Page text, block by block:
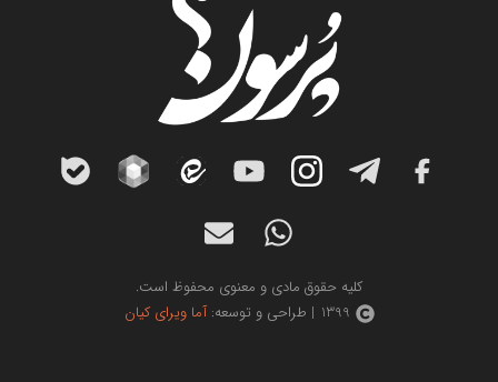
کلیه حقوق مادی و معنوی محفوظ است.
1399 | طراحی و توسعه:
آما ویرای کیان